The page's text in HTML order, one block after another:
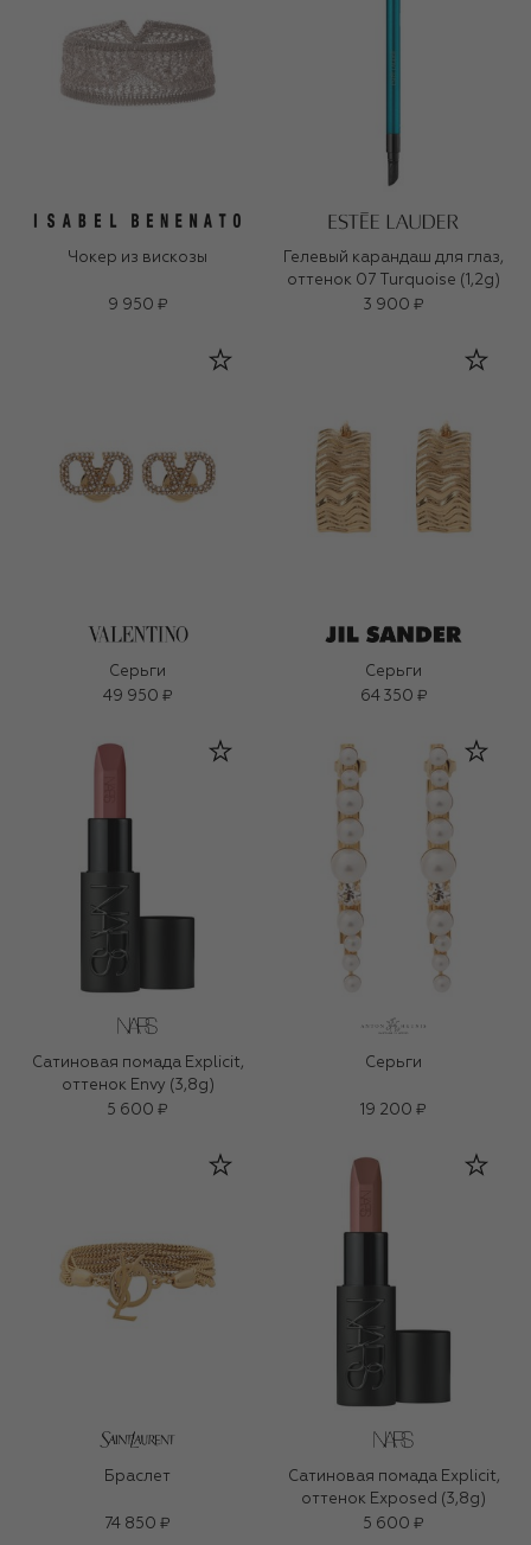
Чокер из вискозы
9 950 ₽
Гелевый карандаш для глаз,
оттенок 07 Turquoise (1,2g)
3 900 ₽
Серьги
49 950 ₽
Серьги
64 350 ₽
Сатиновая помада Explicit,
оттенок Envy (3,8g)
5 600 ₽
Серьги
19 200 ₽
Браслет
74 850 ₽
Сатиновая помада Explicit,
оттенок Exposed (3,8g)
5 600 ₽